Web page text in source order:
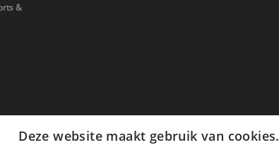
&
Deze website maakt gebruik van cookies.